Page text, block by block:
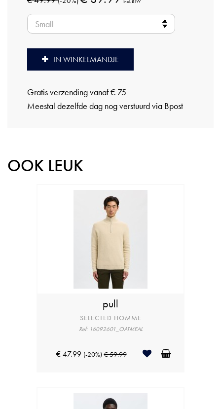
IN WINKELMANDJE
Gratis verzending vanaf € 75
Meestal dezelfde dag nog verstuurd via Bpost
OOK LEUK
pull
SELECTED HOMME
Ref: 16092601_OATMEAL
€ 47.99 (-20%) € 59.99